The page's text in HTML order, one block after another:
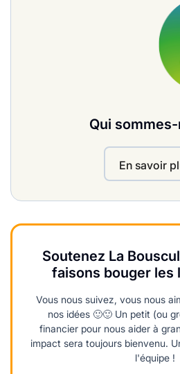
Qui
En savoir
Soutenez La
faisons bouger les
Vous nous suivez, vous nous
nos idées 🙂🙂 Un petit (ou
financier pour nous aider à
impact sera toujours bienvenu.
l'équipe !